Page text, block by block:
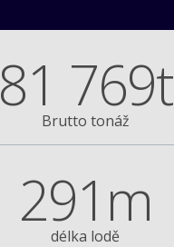
81 769t
Brutto tonáž
291m
délka lodě